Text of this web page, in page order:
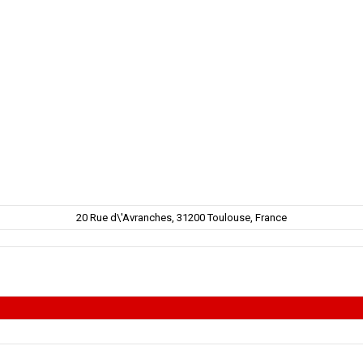
20 Rue d\'Avranches, 31200 Toulouse, France